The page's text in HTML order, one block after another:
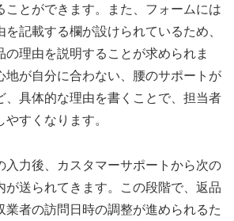
ことができます。また、フォームには
記載する欄が設けられているため、
の理由を説明することが求められま
地が自分に合わない、腰のサポートが
、具体的な理由を書くことで、担当者
すくなります。
入力後、カスタマーサポートから次の
が送られてきます。この段階で、返品
業者の訪問日時の調整が進められるた